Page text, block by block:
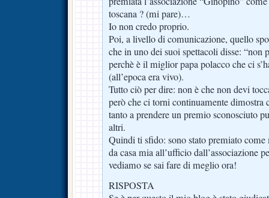
toscana ? (mi pare)…
Io non credo proprio.
Poi, a livello di comunicazione, quello
che in uno dei suoi spettacoli disse:
perchè è il miglior papa polacco che ci
(all’epoca era vivo).
Tutto ciò per dire: non è che non devi
però che ci torni continuamente dimostra
tanto a prendere un premio sconosciuto
altri.
Quindi ti sfido: sono stato premiato
da casa mia all’ufficio dall’associazione
vediamo se sai fare di meglio ora!
RISPOSTA